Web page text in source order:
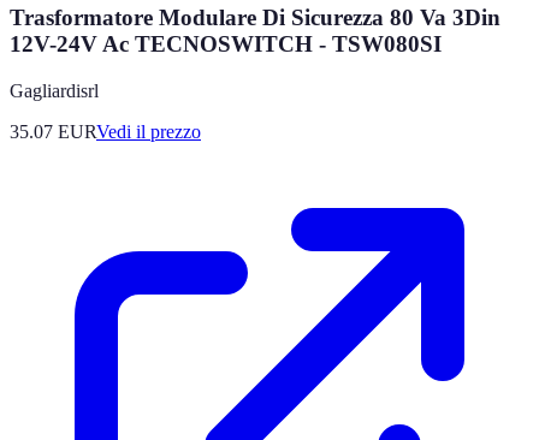
Trasformatore Modulare Di Sicurezza 80 Va 3Din
12V-24V Ac TECNOSWITCH - TSW080SI
Gagliardisrl
35.07 EURVedi il prezzo